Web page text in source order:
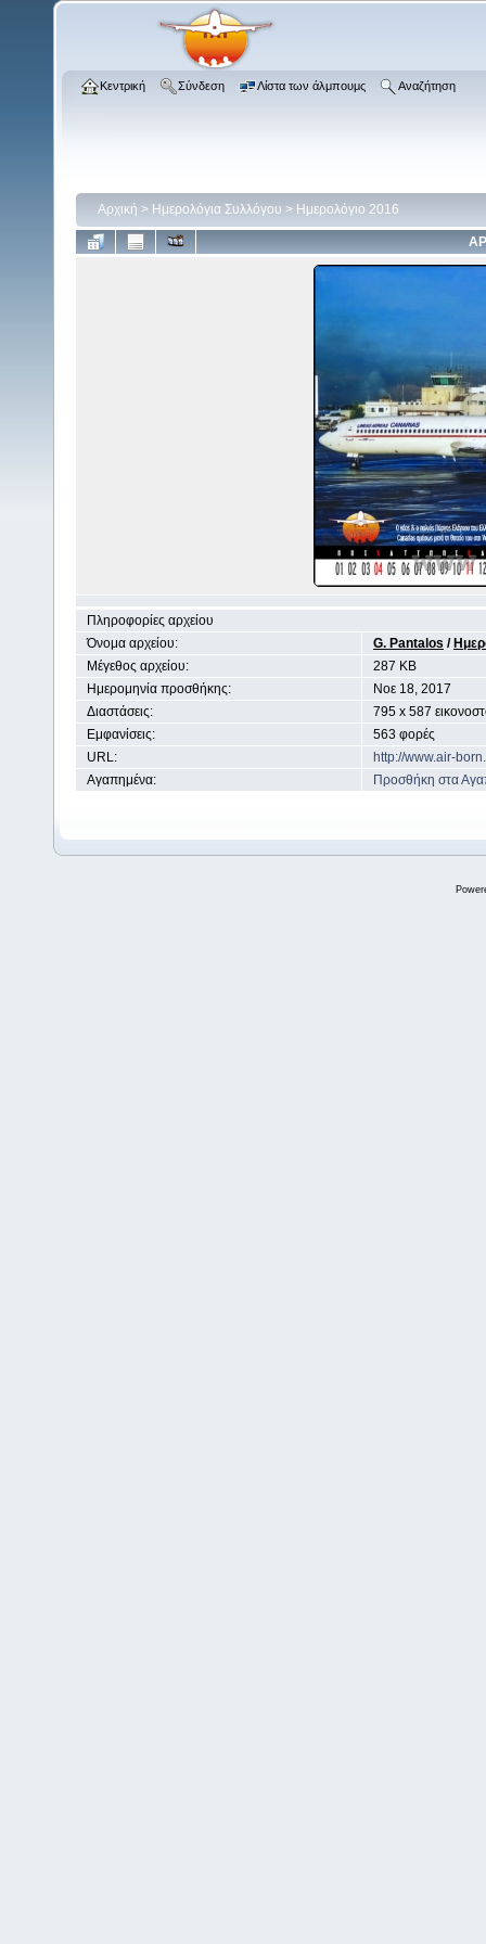
Κεντρική Σύνδεση Λίστα των άλμπουμς Αναζήτηση
Αρχική > Ημερολόγια Συλλόγου > Ημερολόγιο 2016
Πληροφορίες αρχείου
Όνομα αρχείου:
G. Pantalos /
Μέγεθος αρχείου:
287 KB
Ημερομηνία προσθήκης:
Noε 18, 2017
Διαστάσεις:
795 x 587
Εμφανίσεις:
563 φορές
URL:
http://www.air-
Αγαπημένα:
Προσθήκη στα